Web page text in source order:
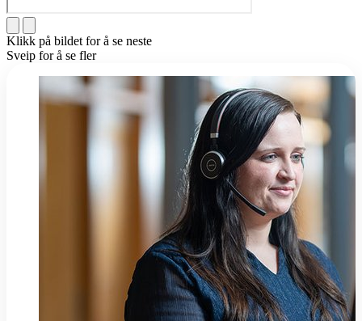
Klikk på bildet for å se neste
Sveip for å se fler